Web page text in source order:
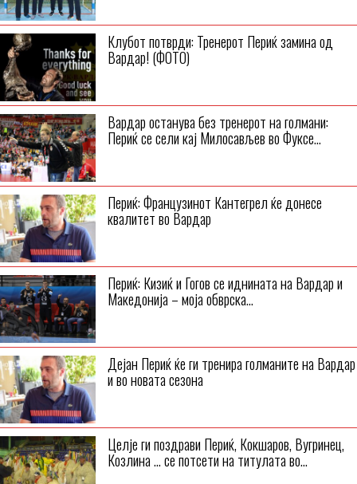
Клубот потврди: Тренерот Периќ замина од
Вардар! (ФОТО)
Вардар останува без тренерот на голмани:
Периќ се сели кај Милосављев во Фуксе...
Периќ: Французинот Кантегрел ќе донесе
квалитет во Вардар
Периќ: Кизиќ и Гогов се иднината на Вардар и
Македонија – моја обврска...
Дејан Периќ ќе ги тренира голманите на Вардар
и во новата сезона
Целје ги поздрави Периќ, Кокшаров, Вугринец,
Козлина … се потсети на титулата во...